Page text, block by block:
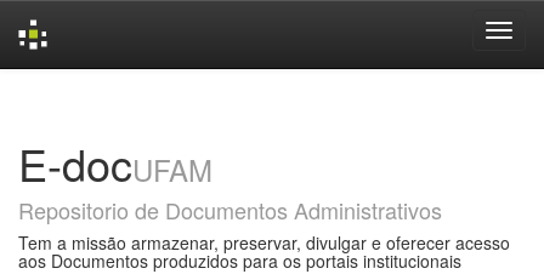
E-docUFAM
Repositorio de Documentos Administrativos
Tem a missão armazenar, preservar, divulgar e oferecer acesso
aos Documentos produzidos para os portais institucionais